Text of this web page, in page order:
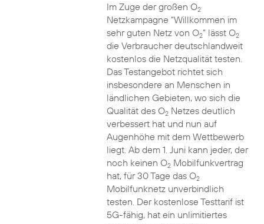
Im Zuge der großen O2
Netzkampagne “Willkommen im
sehr guten Netz von O2” lässt O2
die Verbraucher deutschlandweit
kostenlos die Netzqualität testen.
Das Testangebot richtet sich
insbesondere an Menschen in
ländlichen Gebieten, wo sich die
Qualität des O2Netzes deutlich
verbessert hat und nun auf
Augenhöhe mit dem Wettbewerb
liegt. Ab dem 1. Juni kann jeder, der
noch keinen O2Mobilfunkvertrag
hat, für 30 Tage das O2
Mobilfunknetz unverbindlich
testen. Der kostenlose Testtarif ist
5G-fähig, hat ein unlimitiertes